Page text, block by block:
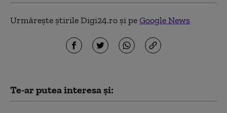
Urmărește știrile Digi24.ro și peGoogle News
Te-ar putea interesa și: